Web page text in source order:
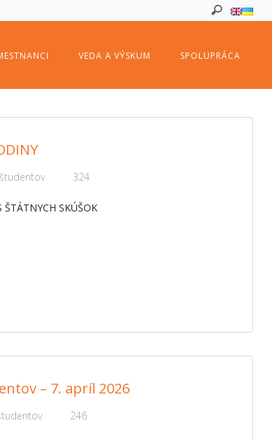
VEDA A VÝSKUM SPOLUPRÁCA
324
ŠTÁTNYCH SKÚŠOK
– 7. apríl 2026
246